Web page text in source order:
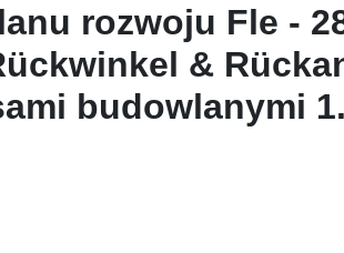
rozwoju Fle -
&
budowlanymi